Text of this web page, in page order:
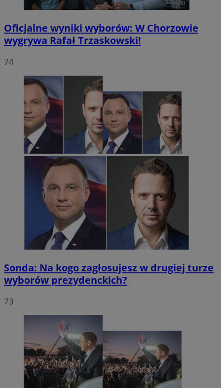
Oficjalne wyniki wyborów: W Chorzowie
wygrywa Rafał Trzaskowski!
74
Sonda: Na kogo zagłosujesz w drugiej turze
wyborów prezydenckich?
73